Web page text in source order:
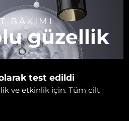
BAKIMI
güzellik
test edildi
ve etkinlik için. Tüm cilt
Tahmini teslim tarihi29/1/2026
Tahmini teslim tarihi29/1/2026
Tahmini teslim tarihi31/1/2026